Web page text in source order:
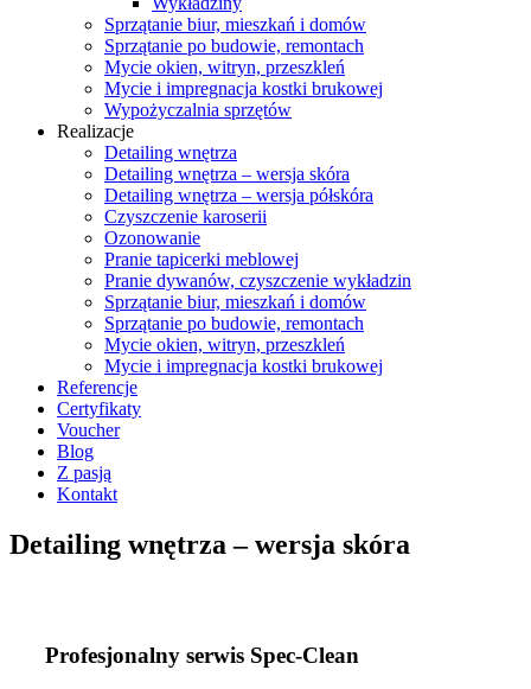
Sprzątanie biur, mieszkań i domów
Sprzątanie po budowie, remontach
Mycie okien, witryn, przeszkleń
Mycie i impregnacja kostki brukowej
Wypożyczalnia sprzętów
Realizacje
Detailing wnętrza
Detailing wnętrza – wersja skóra
Detailing wnętrza – wersja półskóra
Czyszczenie karoserii
Ozonowanie
Pranie tapicerki meblowej
Pranie dywanów, czyszczenie wykładzin
Sprzątanie biur, mieszkań i domów
Sprzątanie po budowie, remontach
Mycie okien, witryn, przeszkleń
Mycie i impregnacja kostki brukowej
Referencje
Certyfikaty
Voucher
Blog
Z pasją
Kontakt
Detailing wnętrza – wersja skóra
Profesjonalny serwis Spec-Clean